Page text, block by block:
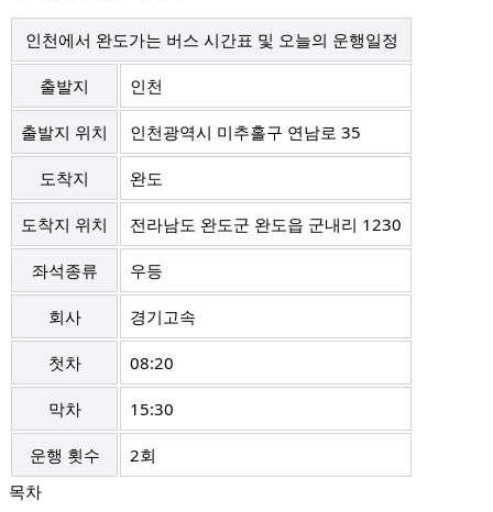
인천에서 완도가는 버스 시간표 및 오늘의 운행일정
출발지 인천
출발지 위치 인천광역시 미추홀구 연남로 35
도착지 완도
도착지 위치 전라남도 완도군 완도읍 군내리 1230
좌석종류 우등
회사 경기고속
첫차 08:20
막차 15:30
운행 횟수 2회